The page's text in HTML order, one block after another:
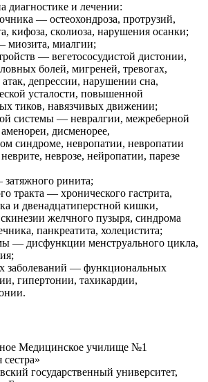
диагностике и лечении:
— остеохондроза, протрузий,
кифоза, сколиоза, нарушения осанки;
миалгии;
— вегетососудистой дистонии,
болей, мигреней, тревогах,
депрессии, нарушении сна,
усталости, повышенной
тиков, навязчивых движении;
системы — невралгии, межреберной
дисменорее,
синдроме, невропатии, невропатии
неврозе, нейропатии, парезе
ринита;
тракта — хронического гастрита,
и двенадцатиперстной кишки,
желчного пузыря, синдрома
панкреатита, холецистита;
— дисфункции менструального цикла,
заболеваний — функциональных
гипертонии, тахикардии,
Медицинское училище №1
государственный университет,